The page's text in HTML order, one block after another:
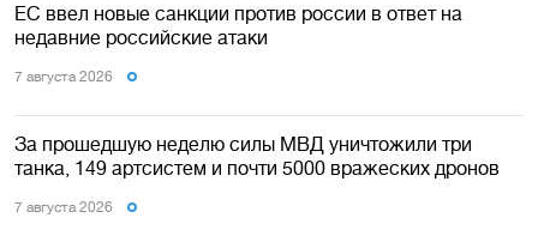
ЕС ввел новые санкции против россии в ответ на
недавние российские атаки
7 августа 2026
За прошедшую неделю силы МВД уничтожили три
танка, 149 артсистем и почти 5000 вражеских дронов
7 августа 2026